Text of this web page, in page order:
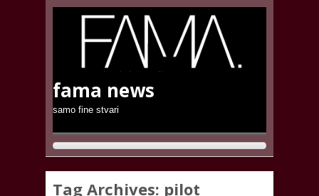
fama news
samo fine stvari
Tag Archives: pilot